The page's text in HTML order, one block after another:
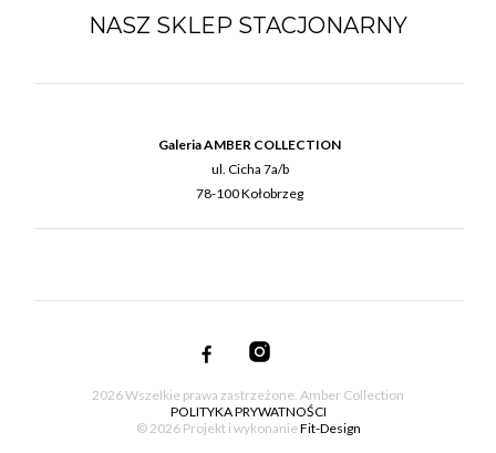
NASZ SKLEP STACJONARNY
Galeria AMBER COLLECTION
ul. Cicha 7a/b
78-100 Kołobrzeg
2026 Wszelkie prawa zastrzeżone. Amber Collection
POLITYKA PRYWATNOŚCI
© 2026 Projekt i wykonanieFit-Design